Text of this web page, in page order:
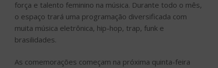
força e talento feminino na música. Durante todo o mês,
o espaço trará uma programação diversificada com
muita música eletrônica, hip-hop, trap, funk e
brasilidades.
As comemorações começam na próxima quinta-feira